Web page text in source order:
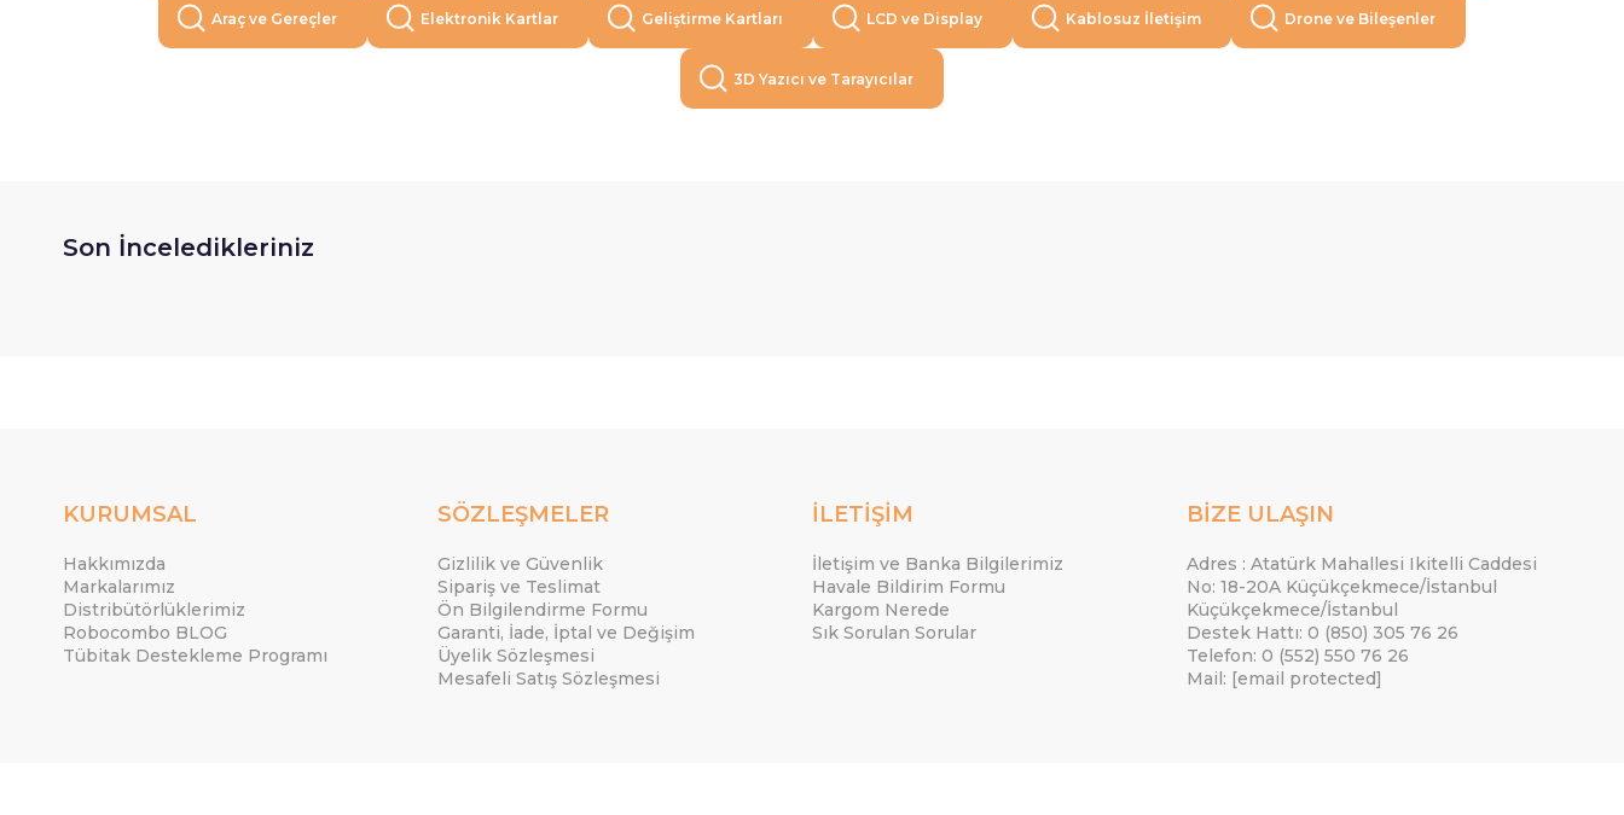
Araç ve Gereçler Elektronik Kartlar Geliştirme Kartları LCD ve Display Kablosuz İletişim Drone ve Bileşenler
3D Yazıcı ve Tarayıcılar
Son İnceledikleriniz
KURUMSAL
Hakkımızda
Markalarımız
Distribütörlüklerimiz
Robocombo BLOG
Tübitak Destekleme Programı
SÖZLEŞMELER
Gizlilik ve Güvenlik
Sipariş ve Teslimat
Ön Bilgilendirme Formu
Garanti, İade, İptal ve Değişim
Üyelik Sözleşmesi
Mesafeli Satış Sözleşmesi
İLETİŞİM
İletişim ve Banka Bilgilerimiz
Havale Bildirim Formu
Kargom Nerede
Sık Sorulan Sorular
BİZE ULAŞIN
Adres : Atatürk Mahallesi Ikitelli Caddesi
No: 18-20A Küçükçekmece/İstanbul
Küçükçekmece/İstanbul
Destek Hattı: 0 (850) 305 76 26
Telefon: 0 (552) 550 76 26
Mail: [email protected]